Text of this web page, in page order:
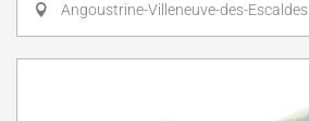
Angoustrine-Villeneuve-des-Escaldes